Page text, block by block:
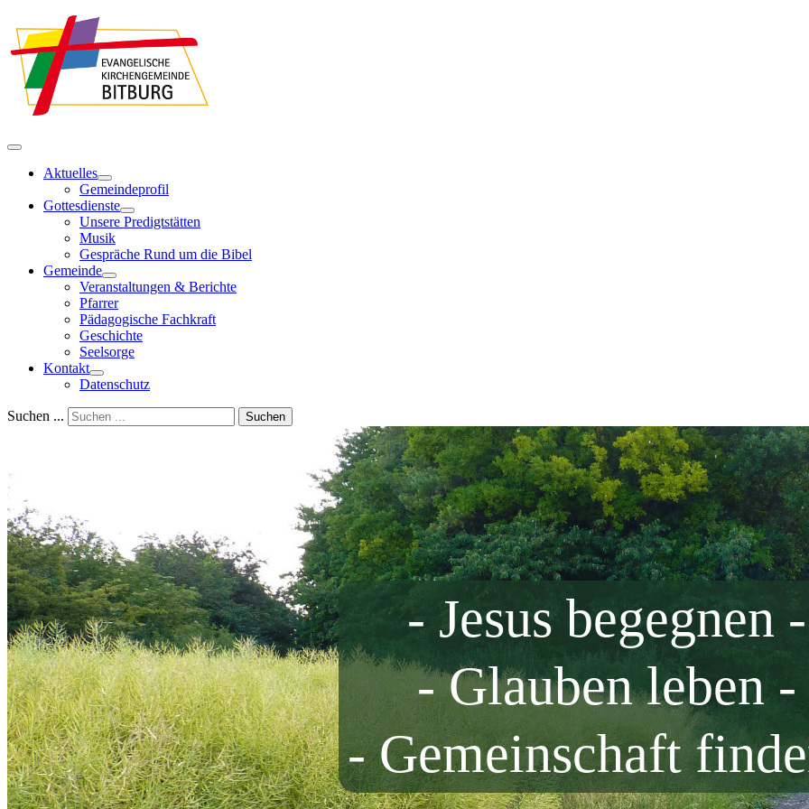
Aktuelles
Gemeindeprofil
Gottesdienste
Unsere Predigtstätten
Musik
Gespräche Rund um die Bibel
Gemeinde
Veranstaltungen & Berichte
Pfarrer
Pädagogische Fachkraft
Geschichte
Seelsorge
Kontakt
Datenschutz
Suchen ... Suchen
- Jesus begegnen -
- Glauben leben -
- Gemeinschaft